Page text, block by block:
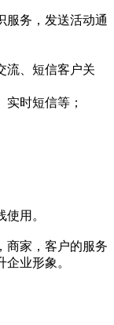
服务，发送活动通
流、短信客户关
时短信等；
用。
商家，客户的服务
业形象。